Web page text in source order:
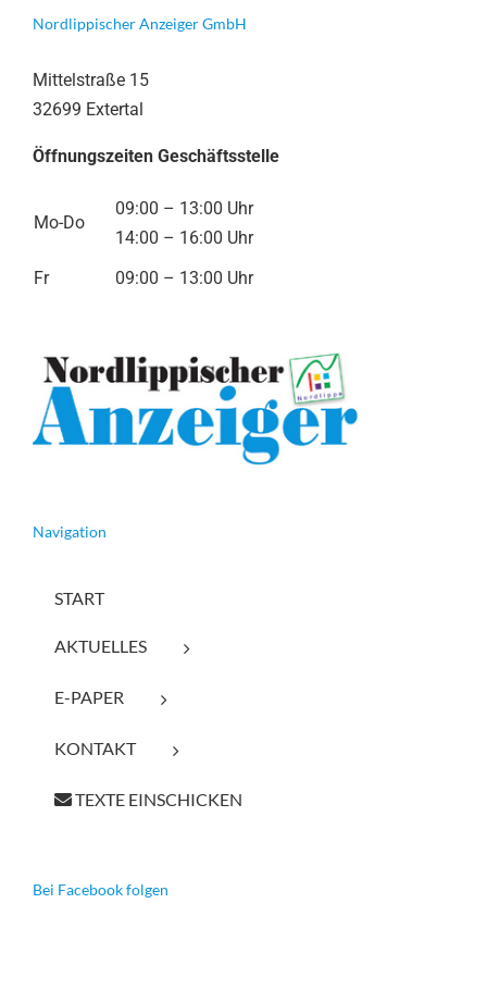
Nordlippischer Anzeiger GmbH
Mittelstraße 15
32699 Extertal
Öffnungszeiten Geschäftsstelle
Mo-Do
09:00 – 13:00 Uhr
14:00 – 16:00 Uhr
Fr
09:00 – 13:00 Uhr
Navigation
START
AKTUELLES
E-PAPER
KONTAKT
TEXTE EINSCHICKEN
Bei Facebook folgen